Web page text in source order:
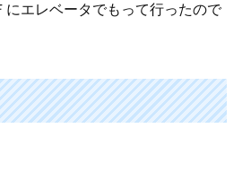
エレベータでもって行ったので